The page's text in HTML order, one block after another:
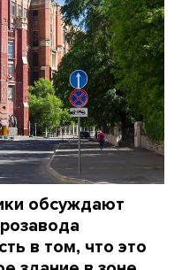
обсуждают
в том, что это